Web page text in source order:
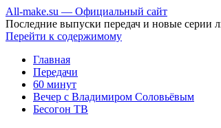
All-make.su — Официальный сайт
Последние выпуски передач и новые серии
Перейти к содержимому
Главная
Передачи
60 минут
Вечер с Владимиром Соловьёвым
Бесогон ТВ